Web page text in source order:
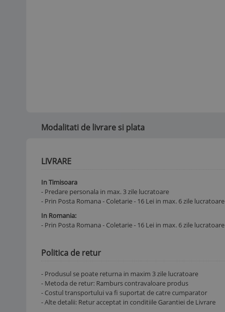
Modalitati de livrare si plata
LIVRARE
In Timisoara
- Predare personala in max. 3 zile lucratoare
- Prin Posta Romana - Coletarie - 16 Lei in max. 6 zile lucratoare
In Romania:
- Prin Posta Romana - Coletarie - 16 Lei in max. 6 zile lucratoare
Politica de retur
- Produsul se poate returna in maxim 3 zile lucratoare
- Metoda de retur: Ramburs contravaloare produs
- Costul transportului va fi suportat de catre cumparator
- Alte detalii: Retur acceptat in conditiile Garantiei de Livrare